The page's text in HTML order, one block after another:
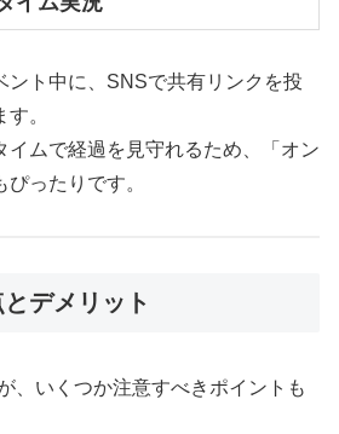
ント中に、SNSで共有リンクを投
。
イムで経過を見守れるため、「オン
ったりです。
デメリット
、いくつか注意すべきポイントも